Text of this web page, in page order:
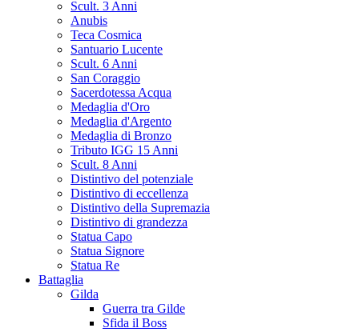
Scult. 3 Anni
Anubis
Teca Cosmica
Santuario Lucente
Scult. 6 Anni
San Coraggio
Sacerdotessa Acqua
Medaglia d'Oro
Medaglia d'Argento
Medaglia di Bronzo
Tributo IGG 15 Anni
Scult. 8 Anni
Distintivo del potenziale
Distintivo di eccellenza
Distintivo della Supremazia
Distintivo di grandezza
Statua Capo
Statua Signore
Statua Re
Battaglia
Gilda
Guerra tra Gilde
Sfida il Boss